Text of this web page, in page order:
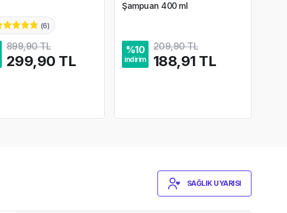
(6)
899,90 TL
299,90 TL
Şampuan 400 ml
%10
indirim
209,90 TL
188,91 TL
SAĞLIK UYARISI